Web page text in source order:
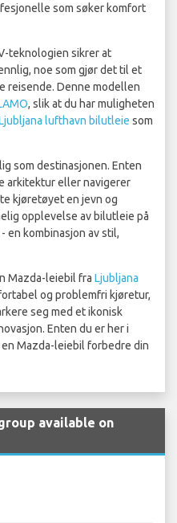
som søker komfort
teknologien sikrer at
noe som gjør det til et
reisende. Denne modellen
, slik at du har muligheten
lufthavn bilutleie som
som destinasjonen. Enten
arkitektur eller navigerer
kjøretøyet en jevn og
opplevelse av bilutleie på
en kombinasjon av stil,
Mazda-leiebil fra Ljubljana
og problemfri kjøretur,
seg med et ikonisk
Enten du er her i
Mazda-leiebil forbedre din
available on